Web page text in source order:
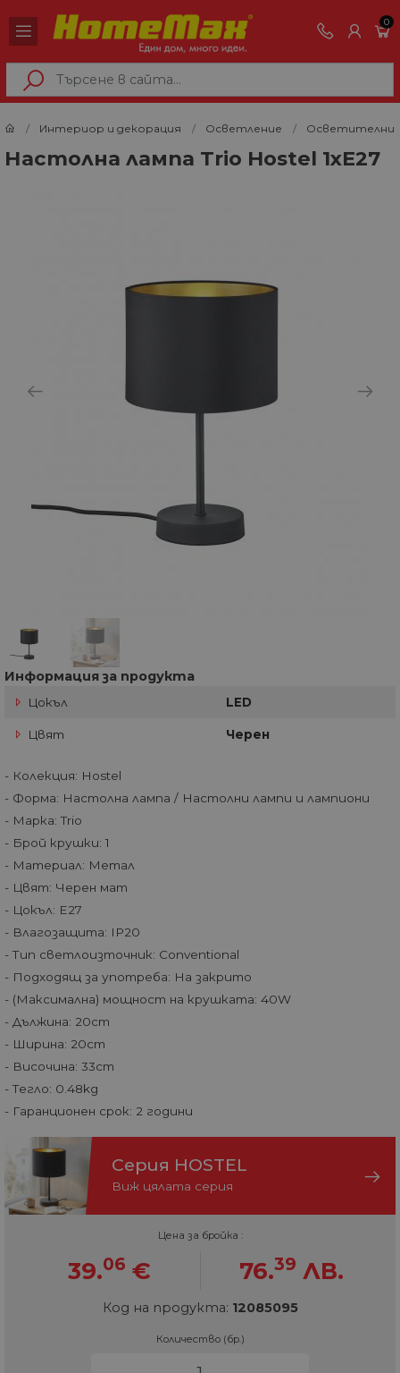
0
Интериор и декорация Осветление Осветителни
Настолна лампа Trio Hostel 1xE27
Информация за продукта
Цокъл LED
Цвят Черен
- Колекция: Hostel
- Форма: Настолна лампа / Настолни лампи и лампиони
- Марка: Trio
- Брой крушки: 1
- Материал: Метал
- Цвят: Черен мат
- Цокъл: E27
- Влагозащита: IP20
- Тип светлоизточник: Conventional
- Подходящ за употреба: На закрито
- (Максимална) мощност на крушката: 40W
- Дължина: 20cm
- Ширина: 20cm
- Височина: 33cm
- Тегло: 0.48kg
- Гаранционен срок: 2 години
Серия HOSTEL
Виж цялата серия
Цена за бройка :
39.06 € 76.39 ЛВ.
Код на продукта: 12085095
Количество (бр.)